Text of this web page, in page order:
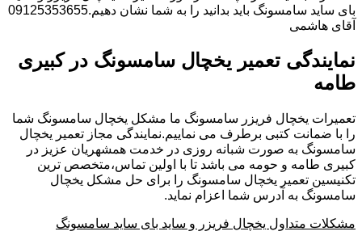
بای ساید سامسونگ باید بدانید را به شما نشان دهیم.09125353655
آقای هاشمی
نمایندگی تعمیر یخچال سامسونگ در کبیری
طامه
تعمیرات یخچال فریزر سامسونگ ما مشکل یخچال سامسونگ شما
را با ضمانت کتبی برطرف می نماییم.نمایندگی مجاز تعمیر یخچال
سامسونگ به صورت شبانه روزی در خدمت همشهریان عزیز در
کبیری طامه و حومه می باشد تا با اولین تماس،متخصص ترین
تکنیسین تعمیر یخچال سامسونگ را برای حل مشکل یخچال
سامسونگ به آدرس شما اعزام نماید.
مشکلات متداول یخچال فریزر و ساید بای ساید سامسونگ